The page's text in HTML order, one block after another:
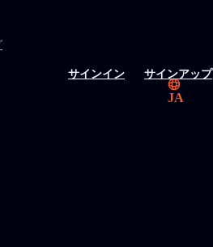
サインイン サインアップ
JA